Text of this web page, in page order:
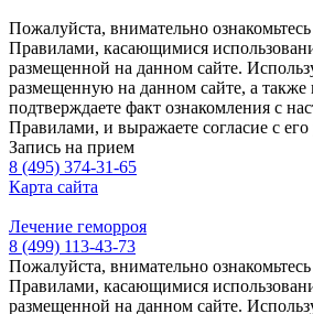
Пожалуйста, внимательно
Правилами, касающимися
размещенной на данном сайте.
размещенную на данном сайте, а
подтверждаете факт ознакомления с
Правилами, и выражаете согласие с
Запись на прием
8 (495) 374-31-65
Карта сайта
Лечение геморроя
8 (499) 113-43-73
Пожалуйста, внимательно
Правилами, касающимися
размещенной на данном сайте.